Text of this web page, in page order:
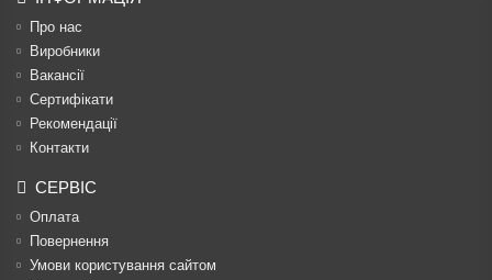
Про нас
Виробники
Вакансії
Сертифікати
Рекомендації
Контакти
СЕРВІС
Оплата
Повернення
Умови користування сайтом